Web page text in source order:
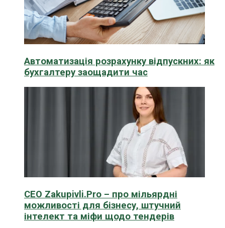
Автоматизація розрахунку відпускних: як
бухгалтеру заощадити час
CEO Zakupivli.Pro – про мільярдні
можливості для бізнесу, штучний
інтелект та міфи щодо тендерів